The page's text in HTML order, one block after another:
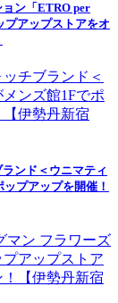
ン「ETRO per
プアップストアをオ
ンド＜ウニマティ
プアップを開催！